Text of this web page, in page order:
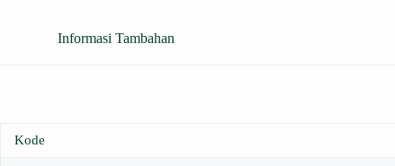
Informasi Tambahan
Kode